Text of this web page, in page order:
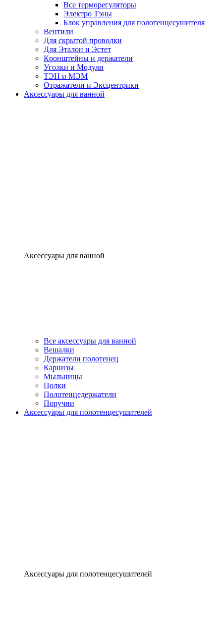
Все терморегуляторы
Электро Тэны
Блок управления для полотенцесушителя
Вентили
Для скрытой проводки
Для Эталон и Эстет
Кронштейны и держатели
Уголки и Модули
ТЭН и МЭМ
Отражатели и Эксцентрики
Аксессуары для ванной
Аксессуары для ванной
Все аксессуары для ванной
Вешалки
Держатели полотенец
Карнизы
Мыльницы
Полки
Полотенцедержатели
Поручни
Аксессуары для полотенцесушителей
Аксессуары для полотенцесушителей